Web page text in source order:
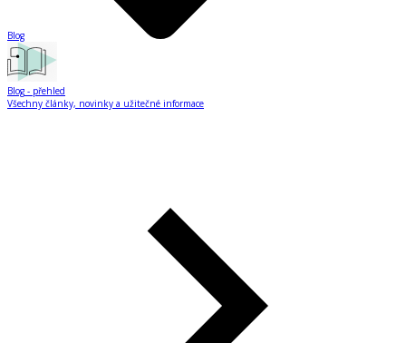
Blog
Blog - přehled
Všechny články, novinky a užitečné informace